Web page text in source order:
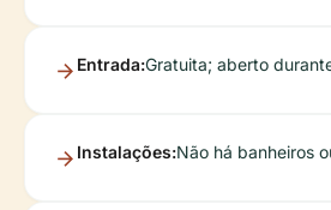
Entrada:Gratuita; aberto
Instalações:Não há banheiros